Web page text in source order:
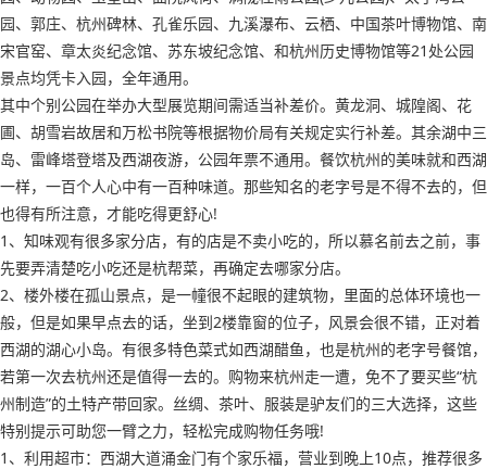
园、郭庄、杭州碑林、孔雀乐园、九溪瀑布、云栖、中国茶叶博物馆、南
宋官窑、章太炎纪念馆、苏东坡纪念馆、和杭州历史博物馆等21处公园
景点均凭卡入园，全年通用。
其中个别公园在举办大型展览期间需适当补差价。黄龙洞、城隍阁、花
圃、胡雪岩故居和万松书院等根据物价局有关规定实行补差。其余湖中三
岛、雷峰塔登塔及西湖夜游，公园年票不通用。餐饮杭州的美味就和西湖
一样，一百个人心中有一百种味道。那些知名的老字号是不得不去的，但
也得有所注意，才能吃得更舒心!
1、知味观有很多家分店，有的店是不卖小吃的，所以慕名前去之前，事
先要弄清楚吃小吃还是杭帮菜，再确定去哪家分店。
2、楼外楼在孤山景点，是一幢很不起眼的建筑物，里面的总体环境也一
般，但是如果早点去的话，坐到2楼靠窗的位子，风景会很不错，正对着
西湖的湖心小岛。有很多特色菜式如西湖醋鱼，也是杭州的老字号餐馆，
若第一次去杭州还是值得一去的。购物来杭州走一遭，免不了要买些“杭
州制造”的土特产带回家。丝绸、茶叶、服装是驴友们的三大选择，这些
特别提示可助您一臂之力，轻松完成购物任务哦!
1、利用超市：西湖大道涌金门有个家乐福，营业到晚上10点，推荐很多